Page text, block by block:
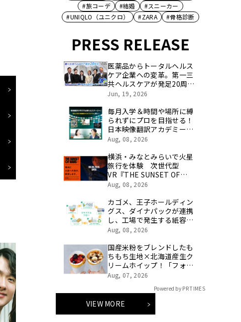
#旅コーデ
#結婚
#スニーカー
#UNIQLO（ユニクロ）
#ZARA #骨格診断
PRESS RELEASE
医薬品からトータルヘルス
ケア企業への変革。第一三
共ヘルスケアが発足20周年
を記念し、製品開発・新カ
合時のエピソードを社員の
想いとともに振り返る特別
映像を公開！
Jun, 19, 2026
毎月入学＆時間や場所に縛
られずにプロを目指せる！
日本映像翻訳アカデミーが
「映像翻訳VODプログラ
講！
Aug, 08, 2026
横浜・みなとみらいで火星
旅行を体験 次世代型
VR『THE SUNSET OF
MARS』今週末オープン！
ークショップなど関連イベ
ントも
Aug, 08, 2026
カゴメ、王子ホールディン
グス、ダイナパックが連携
し、工場で発生する紙容器
損紙を段ボールへ再資源化
Aug, 08, 2026
国産米粉をブレンドしたも
ちもち生地×北海道産生ク
リームホイップ！「フォレ
スティコーヒー 愛甲石田
（月）からクレープ販売を
開始
Aug, 07, 2026
Powered by PR TIMES
VIEW MORE